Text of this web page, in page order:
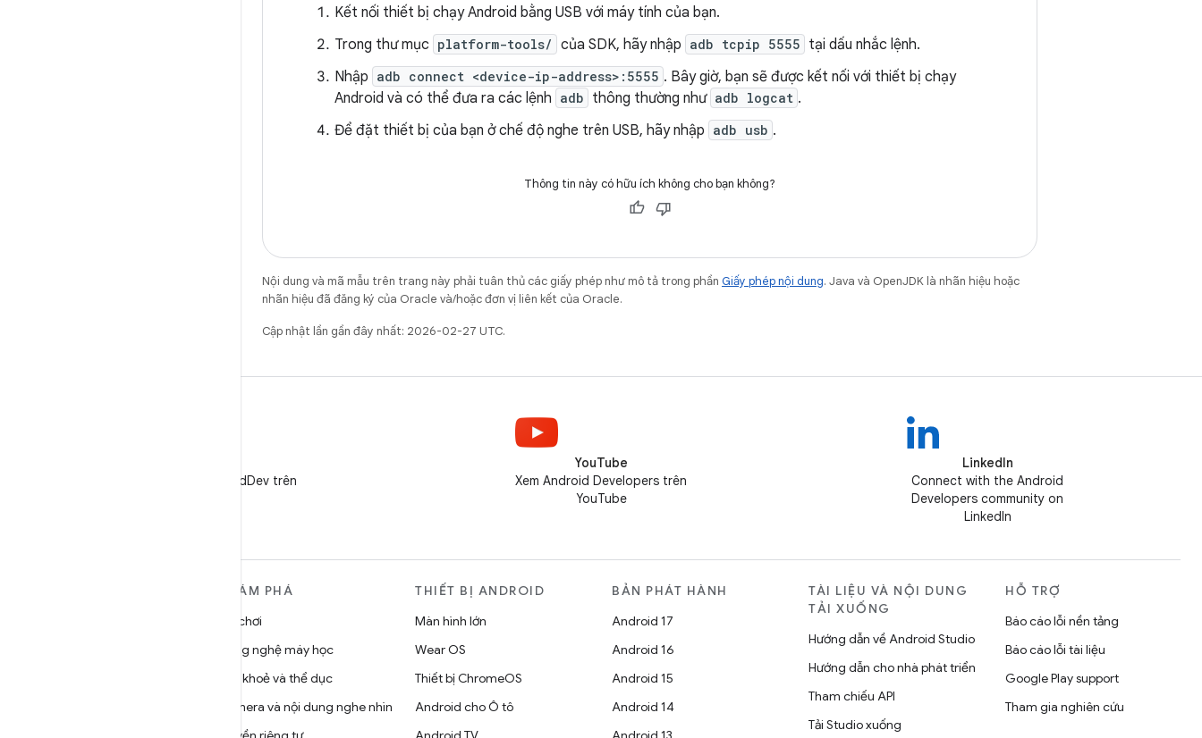
Kết nối thiết bị chạy Android bằng USB với máy tính của bạn.
Trong thư mục platform-tools/ của SDK, hãy nhập adb tcpip 5555 tại dấu nhắc lệnh.
Nhập adb connect <device-ip-address>:5555 . Bây giờ, bạn sẽ được kết nối với thiết bị chạy
Android và có thể đưa ra các lệnh adb thông thường như adb logcat .
Để đặt thiết bị của bạn ở chế độ nghe trên USB, hãy nhập adb usb .
Thông tin này có hữu ích không cho bạn không?
Nội dung và mã mẫu trên trang này phải tuân thủ các giấy phép như mô tả trong phần Giấy phép nội dung. Java và OpenJDK là nhãn hiệu hoặc
nhãn hiệu đã đăng ký của Oracle và/hoặc đơn vị liên kết của Oracle.
Cập nhật lần gần đây nhất: 2026-02-27 UTC.
Theo dõi @AndroidDev trên
YouTube
Xem Android Developers trên
YouTube
LinkedIn
Connect with the Android
Developers community on
LinkedIn
KHÁM PHÁ
Trò chơi
Công nghệ máy học
Sức khoẻ và thể dục
Camera và nội dung nghe nhìn
THIẾT BỊ ANDROID
Màn hình lớn
Wear OS
Thiết bị ChromeOS
Android cho Ô tô
BẢN PHÁT HÀNH
Android 17
Android 16
Android 15
Android 14
TÀI LIỆU VÀ NỘI DUNG
TẢI XUỐNG
Hướng dẫn về Android Studio
Hướng dẫn cho nhà phát triển
Tham chiếu API
Tải Studio xuống
HỖ TRỢ
Báo cáo lỗi nền tảng
Báo cáo lỗi tài liệu
Google Play support
Tham gia nghiên cứu